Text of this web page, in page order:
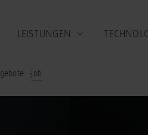
LEISTUNGEN
Job